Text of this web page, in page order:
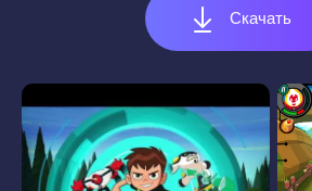
Скачать